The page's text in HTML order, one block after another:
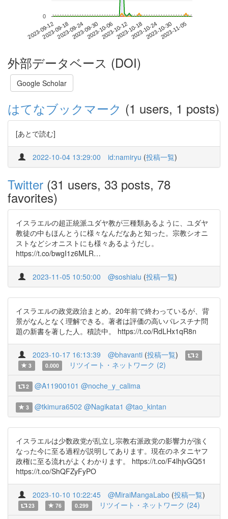
2023-09-122023-09-182023-09-242023-09-302023-10-062023-10-122023-10-182023-10-242023-10-302023-11-05
0
外部データベース (DOI)
Google Scholar
はてなブックマーク (1 users, 1 posts)
[あとで読む]
2022-10-04 13:29:00 id:namiryu (投稿一覧)
Twitter (31 users, 33 posts, 78
favorites)
イスラエルの超正統派ユダヤ教が三種類あるように、ユダヤ
教徒の中もほんとうに様々なんだなあと知った。宗教シオニ
ストなどシオニストにも様々あるようだし。
https://t.co/bwgI1z6MLR…
2023-11-05 10:50:00 @soshialu (投稿一覧)
イスラエルの政党政治まとめ。20年前で終わっているが、背
景がなんとなく理解できる。著者は評価の高いパレスチナ問
題の新書を著した人。積読中。 https://t.co/RdLHx1qR8n
2023-10-17 16:13:39 @bhavanti (投稿一覧)
2
3
0.000 リツイート・ネットワーク (2)
2 @A11900101 @noche_y_calima
3 @tkimura6502 @Nagikata1 @tao_kintan
イスラエルは少数政党が乱立し宗教右派政党の影響力が強く
なった今に至る過程が説明してあります。現在のネタニヤフ
政権に至る流れがよくわかります。 https://t.co/F4lhjvGQ51
https://t.co/ShQFZyFyPO
2023-10-10 10:22:45 @MiraiMangaLabo (投稿一覧)
23 76 0.299 リツイート・ネットワーク (24)